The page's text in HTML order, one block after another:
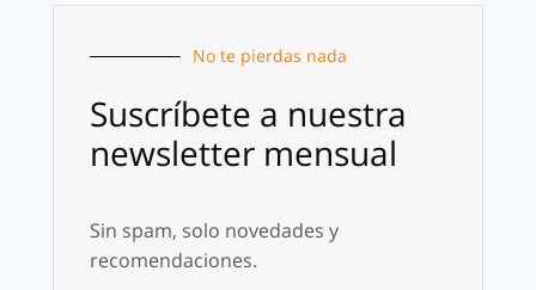
No te pierdas nada
Suscríbete a nuestra
newsletter mensual
Sin spam, solo novedades y
recomendaciones.